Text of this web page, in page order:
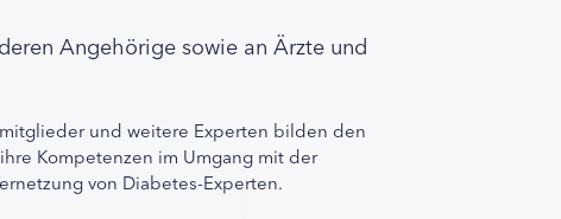
Angehörige sowie an Ärzte und
und weitere Experten bilden den
Kompetenzen im Umgang mit der
von Diabetes-Experten.